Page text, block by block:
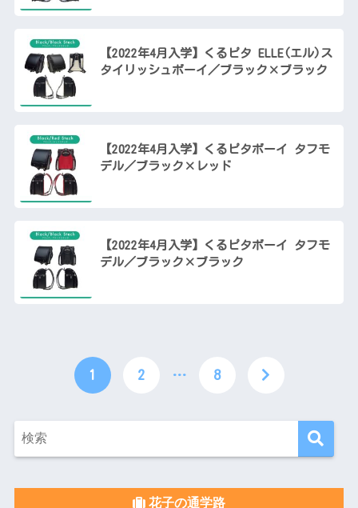
【2022年4月入学】くるピタ ELLE(エル)ス
タイリッシュボーイ／ブラック×ブラック
【2022年4月入学】くるピタボーイ タフモ
デル／ブラック×レッド
【2022年4月入学】くるピタボーイ タフモ
デル／ブラック×ブラック
1 2 … 8
花子の通学路